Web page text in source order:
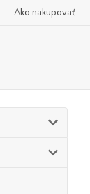
Ako nakupovať